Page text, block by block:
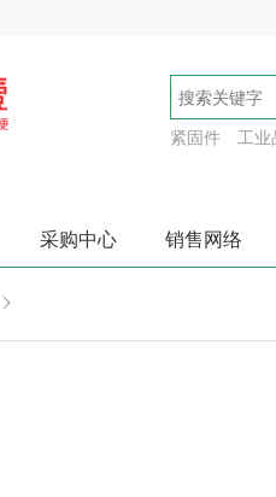
紧固件 工业
采购中心 销售网络